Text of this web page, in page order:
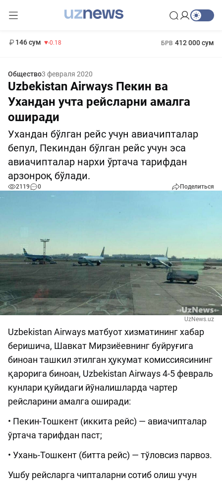
146 сум -0.18 БРВ 412 000 сум
Общество3 февраля 2020
Uzbekistan Airways Пекин ва
Ухандан учта рейсларни амалга
оширади
Ухандан бўлган рейс учун авиачипталар
бепул, Пекиндан бўлган рейс учун эса
авиачипталар нархи ўртача тарифдан
арзонроқ бўлади.
2119 0 Поделиться
UzNews.uz
Uzbekistan Airways матбуот хизматининг хабар
беришича, Шавкат Мирзиёевнинг буйруғига
биноан ташкил этилган ҳукумат комиссиясининг
қарорига биноан, Uzbekistan Airways 4-5 февраль
кунлари қуйидаги йўналишларда чартер
рейсларини амалга оширади:
• Пекин-Тошкент (иккита рейс) — авиачипталар
ўртача тарифдан паст;
• Ухань-Тошкент (битта рейс) — тўловсиз парвоз.
Ушбу рейсларга чипталарни сотиб олиш учун